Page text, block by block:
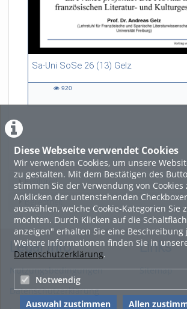
Diese Webseite verwendet Cookies
Wir verwenden Cookies, um unsere
zu gestalten. Mit dem Bestätigen des
stimmen Sie der Verwendung von Cookies
Anklicken der untenstehenden
auswählen, welche Cookie-Kategorien Sie
möchten. Durch Klicken auf die
anzeigen" erhalten Sie eine Beschreibung
Weitere Informationen finden Sie in
Datenschutzerklärung.
Notwendig
Auswahl zustimmen Allen
Sa-Uni SoSe 26 (13) Gelz
55:13 duration
920
LADE MEHR
Featured
Beliebtheit
Legal Info
Nutzungsbedingungen
Datenschutzerklärung
Links
Sitemap